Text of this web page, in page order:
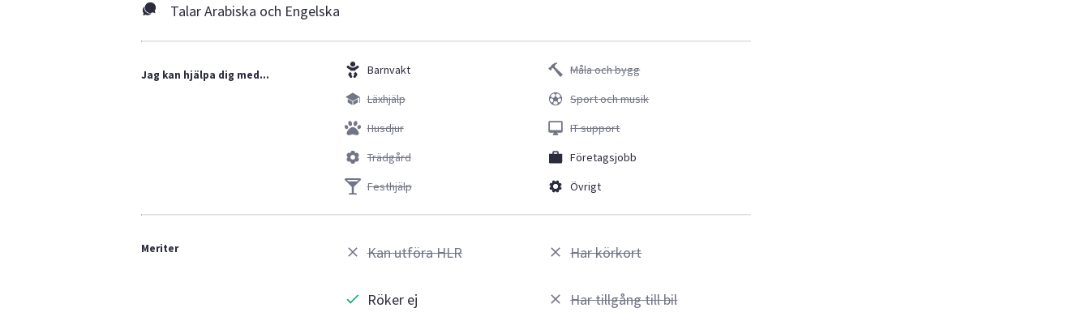
Talar Arabiska och Engelska
Jag kan hjälpa dig med...
Barnvakt
Läxhjälp
Husdjur
Trädgård
Festhjälp
Måla och bygg
Sport och musik
IT support
Företagsjobb
Övrigt
Meriter Kan utföra HLR
Röker ej
Har körkort
Har tillgång till bil